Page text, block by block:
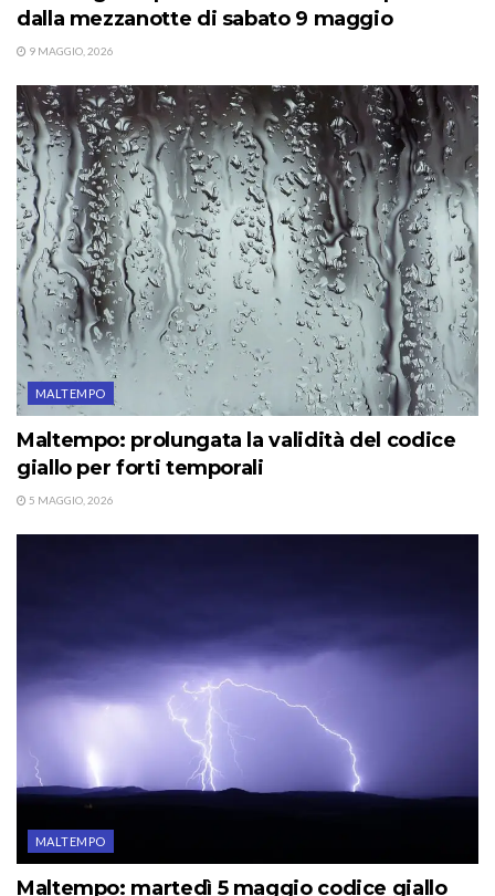
dalla mezzanotte di sabato 9 maggio
9 MAGGIO, 2026
MALTEMPO
Maltempo: prolungata la validità del codice
giallo per forti temporali
5 MAGGIO, 2026
MALTEMPO
Maltempo: martedì 5 maggio codice giallo